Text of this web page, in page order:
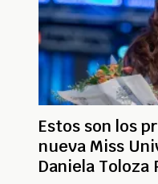
Estos son los
nueva Miss
Daniela Toloza